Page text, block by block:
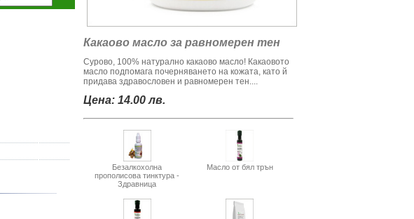
Какаово масло за равномерен тен
Сурово, 100% натурално какаово масло! Какаовото
масло подпомага почерняването на кожата, като й
придава здравословен и равномерен тен....
Цена: 14.00 лв.
Безалкохолна
прополисова тинктура -
Здравница
Масло от бял трън